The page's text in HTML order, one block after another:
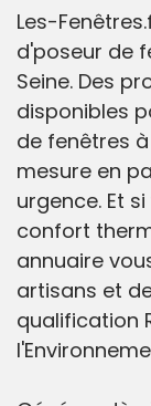
Les-
d'poseur de
Seine. Des
disponibles
de fenêtres
mesure en
urgence. Et
confort
annuaire
artisans et
qualification